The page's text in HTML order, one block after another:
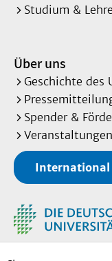
Studium & Lehre
Über uns
Geschichte des
Spender &
International